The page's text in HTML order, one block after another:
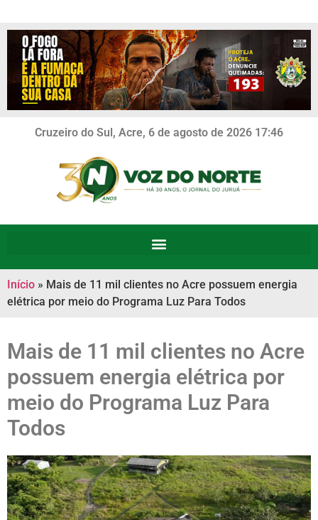
Cruzeiro do Sul, Acre, 6 de agosto de 2026 17:46
Início » Mais de 11 mil clientes no Acre possuem energia
elétrica por meio do Programa Luz Para Todos
Mais de 11 mil clientes no Acre
possuem energia elétrica por
meio do Programa Luz Para
Todos